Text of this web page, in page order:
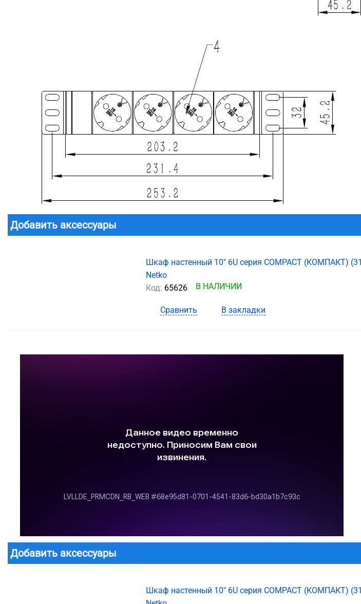
Добавить аксессуары
Шкаф настенный 10" 6U серия COMPACT (КОМПАКТ)
Netko
Код: 65626 В НАЛИЧИИ
Сравнить В закладки
Добавить аксессуары
Шкаф настенный 10" 6U серия COMPACT (КОМПАКТ)